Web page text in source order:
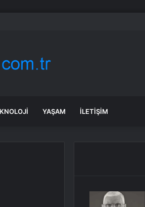
yapılan o yorum gündem oldu
YAŞAM İLETIŞIM